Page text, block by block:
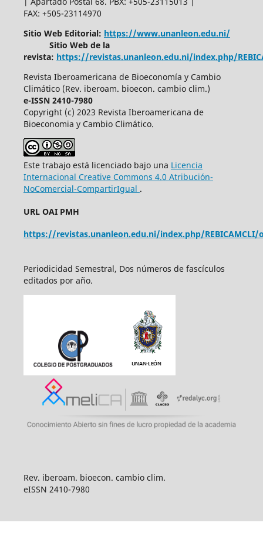
FAX: +505-23114970
Sitio Web Editorial: https://www.unanleon.edu.ni/
Sitio Web de la
revista: https://revistas.unanleon.edu.ni/index.php/
Revista Iberoamericana de Bioeconomía y Cambio
Climático (Rev. iberoam. bioecon. cambio clim.)
e-ISSN 2410-7980
Copyright (c) 2023 Revista Iberoamericana de
Bioeconomia y Cambio Climático.
Este trabajo está licenciado bajo una Licencia
Internacional Creative Commons 4.0 Atribución-
NoComercial-CompartirIgual .
URL OAI PMH
https://revistas.unanleon.edu.ni/index.php/REBICAMCLI/
Periodicidad Semestral, Dos números de fascículos
editados por año.
Rev. iberoam. bioecon. cambio clim.
eISSN 2410-7980